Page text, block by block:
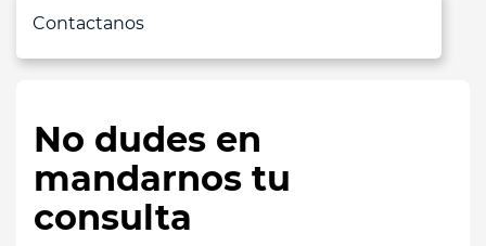
Contactanos
Sobre Motorola
Políticas de privacidad
Devoluciones y cambios
No dudes en
mandarnos tu
consulta